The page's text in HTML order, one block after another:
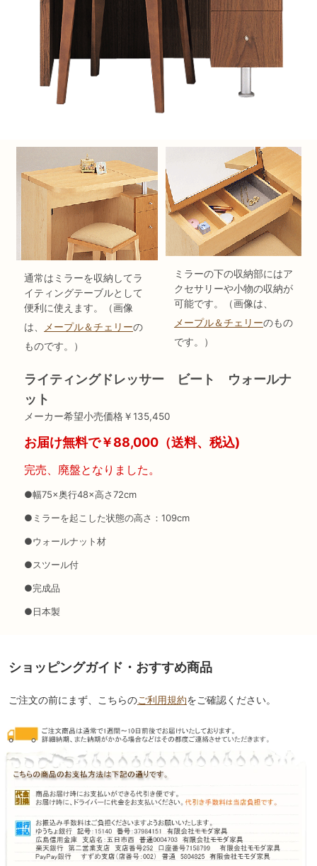
通常はミラーを収納してラ
イティングテーブルとして
便利に使えます。（画像
は、
メープル＆チェリーの
ものです。）
ミラーの下の収納部にはア
クセサリーや小物の収納が
可能です。（画像は、
メープル＆チェリーのもの
です。）
ライティングドレッサー ビート ウォールナ
ット
メーカー希望小売価格￥135,450
お届け無料で￥88,000（送料、税込)
完売、廃盤となりました。
●幅75×奥行48×高さ72cm
●ミラーを起こした状態の高さ：109cm
●ウォールナット材
●スツール付
●完成品
●日本製
ショッピングガイド・おすすめ商品
ご注文の前にまず、こちらのご利用規約をご確認ください。